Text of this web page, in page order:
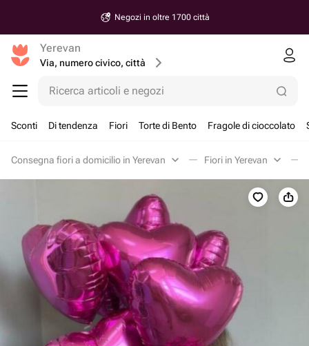
Negozi in oltre 1700 città
Yerevan
Via, numero civico, città
Ricerca articoli e negozi
Sconti Di tendenza Fiori Torte di Bento Fragole di cioccolato
Consegna fiori a domicilio in Yerevan Fiori in Yerevan